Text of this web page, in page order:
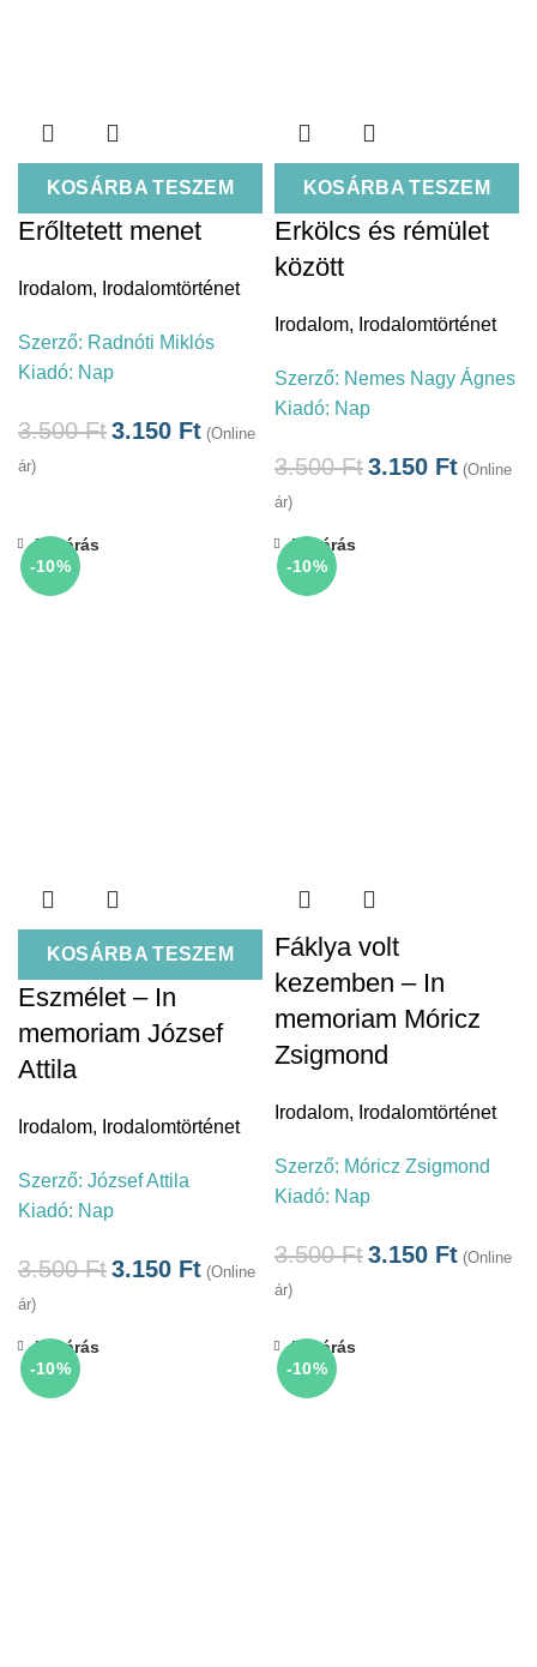
KOSÁRBA TESZEM
Erőltetett menet
Irodalom, Irodalomtörténet
Szerző: Radnóti Miklós
Kiadó: Nap
3.500Ft3.150 Ft (Online
ár)
KOSÁRBA TESZEM
Erkölcs és rémület
között
Irodalom, Irodalomtörténet
Szerző: Nemes Nagy Ágnes
Kiadó: Nap
3.500Ft3.150 Ft (Online
ár)
-10%
KOSÁRBA TESZEM
Bezárás
Eszmélet – In
memoriam József
Attila
Irodalom, Irodalomtörténet
Szerző: József Attila
Kiadó: Nap
3.500Ft3.150 Ft (Online
ár)
-10%
Bezárás
Fáklya volt
kezemben – In
memoriam Móricz
Zsigmond
Irodalom, Irodalomtörténet
Szerző: Móricz Zsigmond
Kiadó: Nap
3.500Ft3.150 Ft (Online
ár)
-10%
Bezárás
-10%
Bezárás